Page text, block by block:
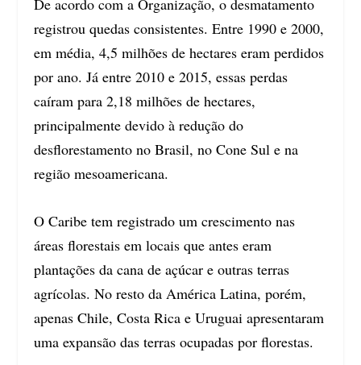
De acordo com a Organização, o desmatamento
registrou quedas consistentes. Entre 1990 e 2000,
em média, 4,5 milhões de hectares eram perdidos
por ano. Já entre 2010 e 2015, essas perdas
caíram para 2,18 milhões de hectares,
principalmente devido à redução do
desflorestamento no Brasil, no Cone Sul e na
região mesoamericana.
O Caribe tem registrado um crescimento nas
áreas florestais em locais que antes eram
plantações da cana de açúcar e outras terras
agrícolas. No resto da América Latina, porém,
apenas Chile, Costa Rica e Uruguai apresentaram
uma expansão das terras ocupadas por florestas.